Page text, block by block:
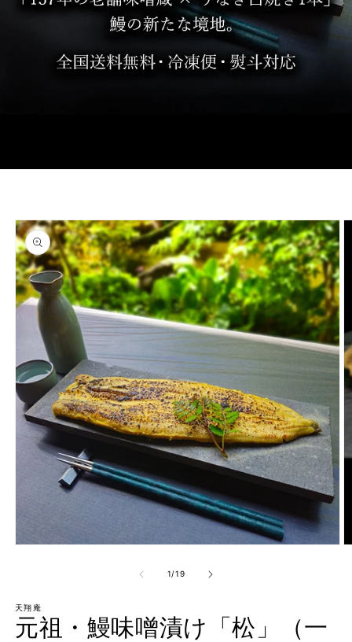
情報
にス
キッ
プ
で
メ
デ
1/の
19
天翔庵
元祖・鰻味噌漬け「松」（一